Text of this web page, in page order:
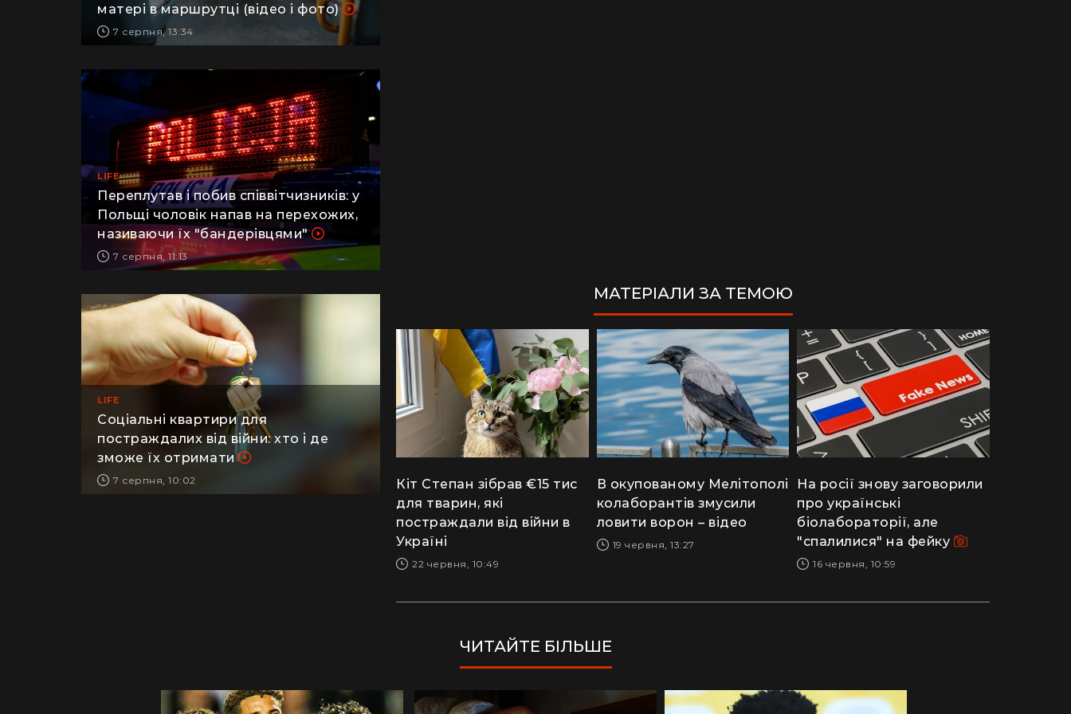
військовий заявив про побиття його
матері в маршрутці (відео і фото)
7 серпня, 13:34
LIFE
Переплутав і побив співвітчизників: у
Польщі чоловік напав на перехожих,
називаючи їх "бандерівцями"
7 серпня, 11:13
LIFE
Соціальні квартири для
постраждалих від війни: хто і де
зможе їх отримати
МАТЕРІАЛИ ЗА ТЕМОЮ
Кіт Степан зібрав €15 тис
для тварин, які
постраждали від війни в
Україні
22 червня, 10:49
В окупованому Мелітополі
колаборантів змусили
ловити ворон – відео
19 червня, 13:27
На росії знову заговорили
про українські
біолабораторії, але
"спалилися" на фейку
16 червня, 10:59
ЧИТАЙТЕ БІЛЬШЕ